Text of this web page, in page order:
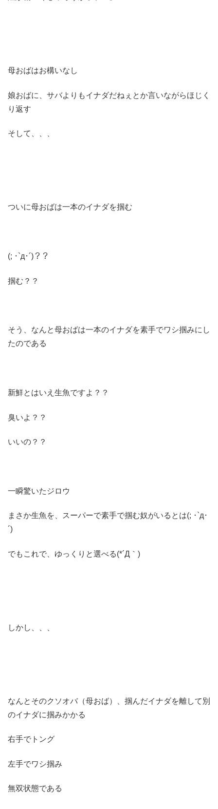
母おばはお構いなし
娘おばに、サバよりもイナダだねぇとか言いながらほじく
り返す
そして、、、
ついに母おばは一本のイナダを掴む
(; ･`д･´)？？
掴む？？
そう、なんと母おばは一本のイナダを素手でワシ掴みにし
たのである
新鮮とはいえ生魚ですよ？？
臭いよ？？
いいの？？
一瞬驚いたジロウ
まさか生魚を、スーパーで素手で掴む奴がいるとは(; ･`д･
´)
でもこれで、ゆっくりと選べる(*´Д｀)
しかし、、、
なんとそのクソオバ（母おば）、掴んだイナダを離して別
のイナダに掴みかかる
右手でトング
左手でワシ掴み
無双状態である